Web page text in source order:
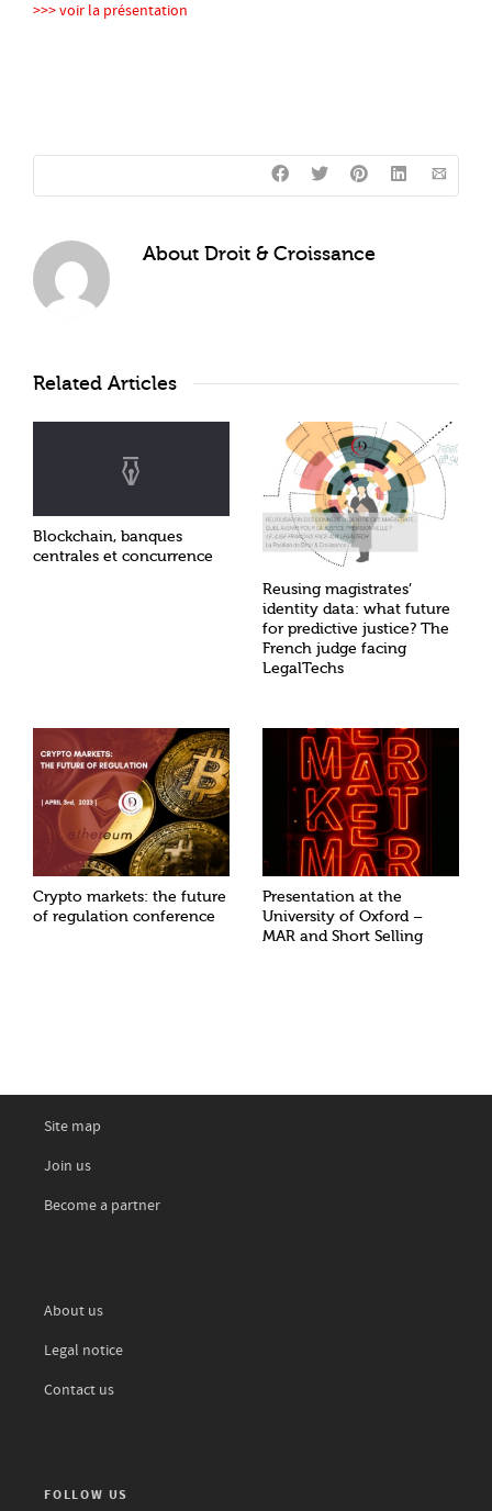
>>> voir la présentation
About Droit & Croissance
Related Articles
Blockchain, banques
centrales et concurrence
Reusing magistrates’
identity data: what future
for predictive justice? The
French judge facing
LegalTechs
Crypto markets: the future
of regulation conference
Presentation at the
University of Oxford –
MAR and Short Selling
Site map
Join us
Become a partner
About us
Legal notice
Contact us
FOLLOW US